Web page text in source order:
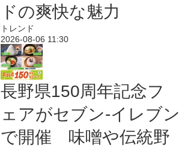
ドの爽快な魅力
トレンド
2026-08-06 11:30
長野県150周年記念フ
ェアがセブン-イレブン
で開催 味噌や伝統野